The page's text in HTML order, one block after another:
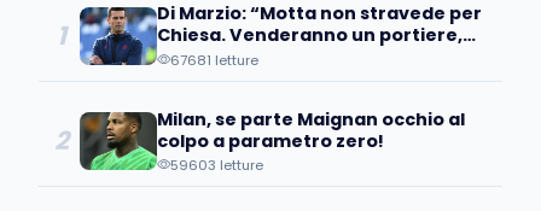
1
Di Marzio: “Motta non stravede per
Chiesa. Venderanno un portiere,
occhio all’operazione…”
67681 letture
2
Milan, se parte Maignan occhio al
colpo a parametro zero!
59603 letture